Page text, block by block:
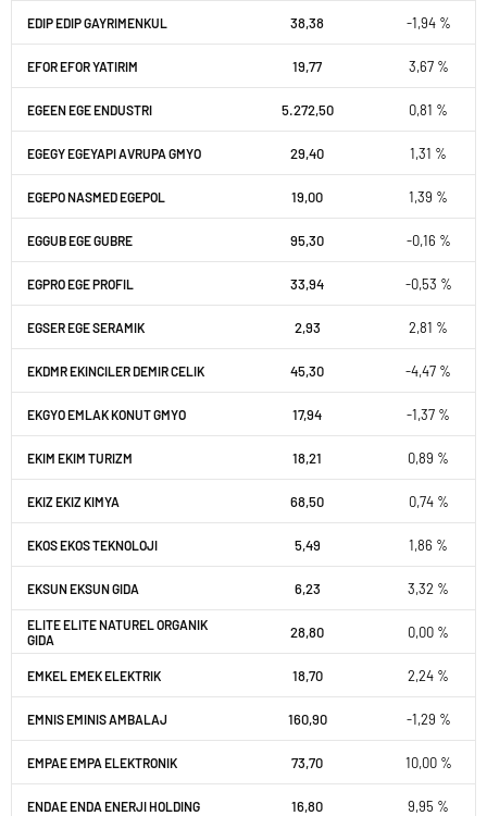
EDIP EDIP GAYRIMENKUL 38,38 -1,94 %
EFOR EFOR YATIRIM 19,77 3,67 %
EGEEN EGE ENDUSTRI 5.272,50 0,81 %
EGEGY EGEYAPI AVRUPA GMYO 29,40 1,31 %
EGEPO NASMED EGEPOL 19,00 1,39 %
EGGUB EGE GUBRE 95,30 -0,16 %
EGPRO EGE PROFIL 33,94 -0,53 %
EGSER EGE SERAMIK 2,93 2,81 %
EKDMR EKINCILER DEMIR CELIK 45,30 -4,47 %
EKGYO EMLAK KONUT GMYO 17,94 -1,37 %
EKIM EKIM TURIZM 18,21 0,89 %
EKIZ EKIZ KIMYA 68,50 0,74 %
EKOS EKOS TEKNOLOJI 5,49 1,86 %
EKSUN EKSUN GIDA 6,23 3,32 %
ELITE ELITE NATUREL ORGANIK
GIDA
28,80 0,00 %
EMKEL EMEK ELEKTRIK 18,70 2,24 %
EMNIS EMINIS AMBALAJ 160,90 -1,29 %
EMPAE EMPA ELEKTRONIK 73,70 10,00 %
ENDAE ENDA ENERJI HOLDING 16,80 9,95 %